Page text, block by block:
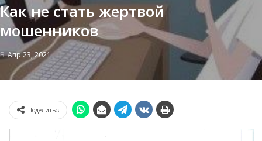
Как не стать жертвой
мошенников
ВАпр 23, 2021
Поделиться